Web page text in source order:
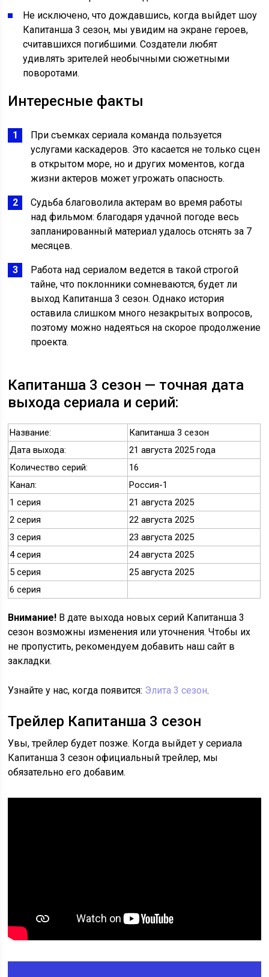
Не исключено, что дождавшись, когда выйдет шоу
Капитанша 3 сезон, мы увидим на экране героев,
считавшихся погибшими. Создатели любят
удивлять зрителей необычными сюжетными
поворотами.
Интересные факты
При съемках сериала команда пользуется
услугами каскадеров. Это касается не только сцен
в открытом море, но и других моментов, когда
жизни актеров может угрожать опасность.
Судьба благоволила актерам во время работы
над фильмом: благодаря удачной погоде весь
запланированный материал удалось отснять за 7
месяцев.
Работа над сериалом ведется в такой строгой
тайне, что поклонники сомневаются, будет ли
выход Капитанша 3 сезон. Однако история
оставила слишком много незакрытых вопросов,
поэтому можно надеяться на скорое продолжение
проекта.
Капитанша 3 сезон — точная дата
выхода сериала и серий:
Название:
Капитанша 3 сезон
Дата выхода:
21 августа 2025 года
Количество серий:
16
Канал:
Россия-1
1 серия
21 августа 2025
2 серия
22 августа 2025
3 серия
23 августа 2025
4 серия
24 августа 2025
5 серия
25 августа 2025
6 серия
Внимание! В дате выхода новых серий Капитанша 3
сезон возможны изменения или уточнения. Чтобы их
не пропустить, рекомендуем добавить наш сайт в
закладки.
Узнайте у нас, когда появится: Элита 3 сезон.
Трейлер Капитанша 3 сезон
Увы, трейлер будет позже. Когда выйдет у сериала
Капитанша 3 сезон официальный трейлер, мы
обязательно его добавим.